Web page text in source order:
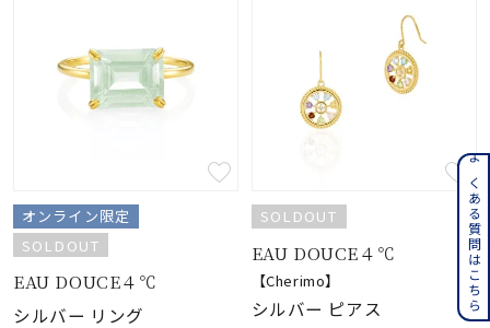
オンライン限定
SOLDOUT
EAU DOUCE４℃
シルバー リング
SOLDOUT
EAU DOUCE４℃
【Cherimo】
シルバー ピアス よくある質問はこちら